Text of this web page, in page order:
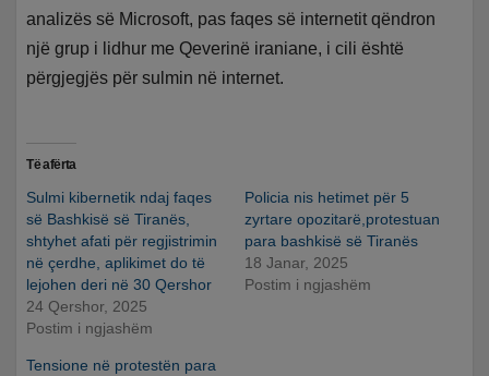
analizës së Microsoft, pas faqes së internetit qëndron
një grup i lidhur me Qeverinë iraniane, i cili është
përgjegjës për sulmin në internet.
Të afërta
Sulmi kibernetik ndaj faqes
së Bashkisë së Tiranës,
shtyhet afati për regjistrimin
në çerdhe, aplikimet do të
lejohen deri në 30 Qershor
24 Qershor, 2025
Postim i ngjashëm
Policia nis hetimet për 5
zyrtare opozitarë,protestuan
para bashkisë së Tiranës
18 Janar, 2025
Postim i ngjashëm
Tensione në protestën para